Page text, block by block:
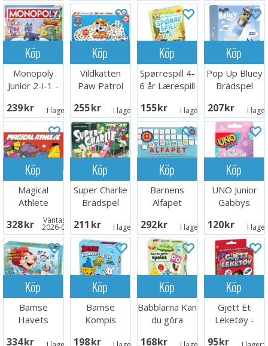
Köp
Monopoly
Junior 2-i-1 -
239 SEK I lager: 5
Köp
Vildkatten
Paw Patrol
255 SEK I lager: 5
Köp
Spørrespill 4-
6 år Lærespill
155 SEK I lager: 1
Köp
Pop Up Bluey
Brädspel
207 SEK I
Köp
Magical
Athlete
Brädspel
328 SEK Väntas in:
2026-09-30
Köp
Super Charlie
Brädspel
211 SEK I lager: 5
Köp
Barnens
Alfapet
292 SEK I lager:
Köp
UNO Junior
Gabbys
Kortspel
120 SEK I
Köp
Bamse
Havets
334 SEK
Köp
Bamse
Kompis
198 SEK
Köp
Babblarna Kan
du göra
168 SEK
Köp
Gjett Et
Leketøy -
95 SEK